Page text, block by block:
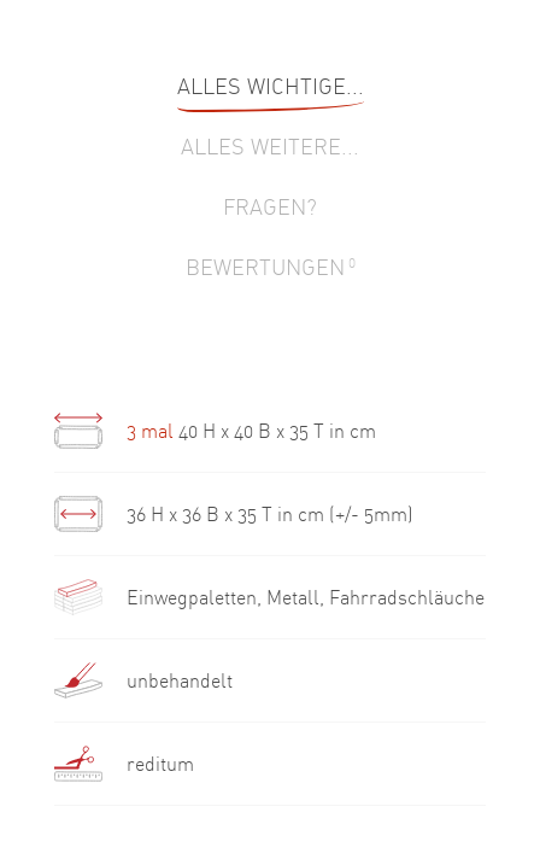
ALLES WICHTIGE...
ALLES WEITERE...
FRAGEN?
BEWERTUNGEN 0
3 mal 40 H x 40 B x 35 T in cm
36 H x 36 B x 35 T in cm (+/- 5mm)
Einwegpaletten, Metall, Fahrradschläuche
unbehandelt
reditum